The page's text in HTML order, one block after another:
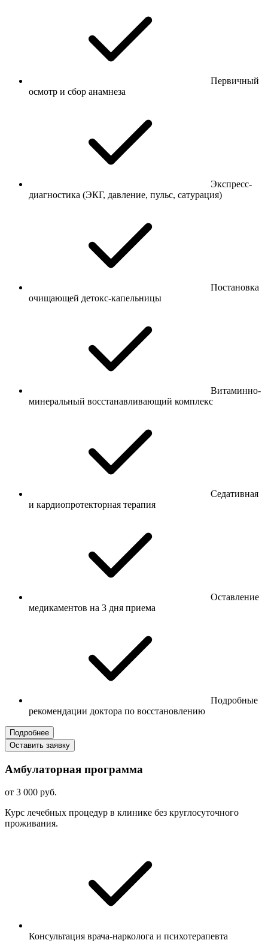
Первичный
осмотр и сбор анамнеза
Экспресс-
диагностика (ЭКГ, давление, пульс, сатурация)
Постановка
очищающей детокс-капельницы
Витаминно-
минеральный восстанавливающий комплекс
Седативная
и кардиопротекторная терапия
Оставление
медикаментов на 3 дня приема
Подробные
рекомендации доктора по восстановлению
Подробнее
Оставить заявку
Амбулаторная программа
от 3 000 руб.
Курс лечебных процедур в клинике без круглосуточного
проживания.
Консультация врача-нарколога и психотерапевта